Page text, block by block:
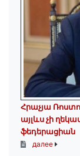
Հրաչյա
այլևս չի
ֆեդերացիան
далее